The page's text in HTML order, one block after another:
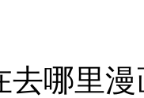
去哪里漫